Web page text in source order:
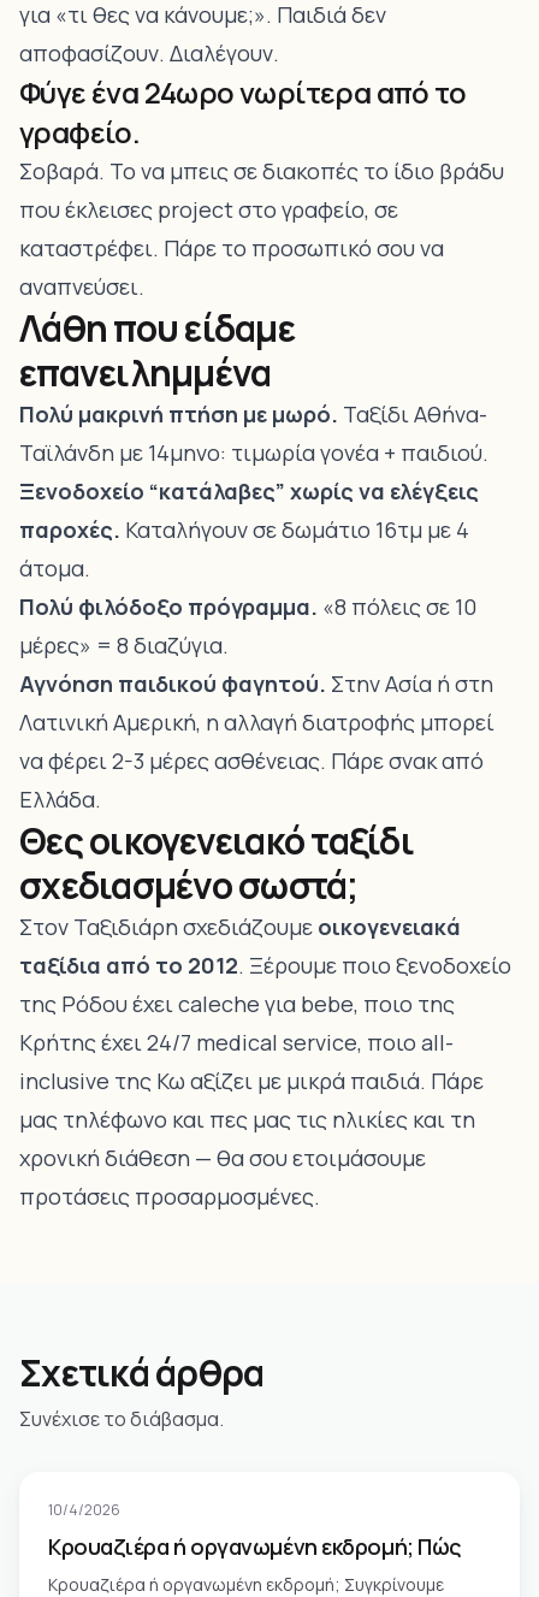
για «τι θες να κάνουμε;». Παιδιά δεν
αποφασίζουν. Διαλέγουν.
Φύγε ένα 24ωρο νωρίτερα από το
γραφείο.
Σοβαρά. Το να μπεις σε διακοπές το ίδιο βράδυ
που έκλεισες project στο γραφείο, σε
καταστρέφει. Πάρε το προσωπικό σου να
αναπνεύσει.
Λάθη που είδαμε
επανειλημμένα
Πολύ μακρινή πτήση με μωρό. Ταξίδι Αθήνα-
Ταϊλάνδη με 14μηνο: τιμωρία γονέα + παιδιού.
Ξενοδοχείο “κατάλαβες” χωρίς να ελέγξεις
παροχές. Καταλήγουν σε δωμάτιο 16τμ με 4
άτομα.
Πολύ φιλόδοξο πρόγραμμα. «8 πόλεις σε 10
μέρες» = 8 διαζύγια.
Αγνόηση παιδικού φαγητού. Στην Ασία ή στη
Λατινική Αμερική, η αλλαγή διατροφής μπορεί
να φέρει 2-3 μέρες ασθένειας. Πάρε σνακ από
Ελλάδα.
Θες οικογενειακό ταξίδι
σχεδιασμένο σωστά;
Στον Ταξιδιάρη σχεδιάζουμε οικογενειακά
ταξίδια από το 2012. Ξέρουμε ποιο ξενοδοχείο
της Ρόδου έχει caleche για bebe, ποιο της
Κρήτης έχει 24/7 medical service, ποιο all-
inclusive της Κω αξίζει με μικρά παιδιά. Πάρε
μας τηλέφωνο και πες μας τις ηλικίες και τη
χρονική διάθεση — θα σου ετοιμάσουμε
προτάσεις προσαρμοσμένες.
Σχετικά άρθρα
Συνέχισε το διάβασμα.
10/4/2026
Κρουαζιέρα ή οργανωμένη εκδρομή; Πώς
Κρουαζιέρα ή οργανωμένη εκδρομή; Συγκρίνουμε